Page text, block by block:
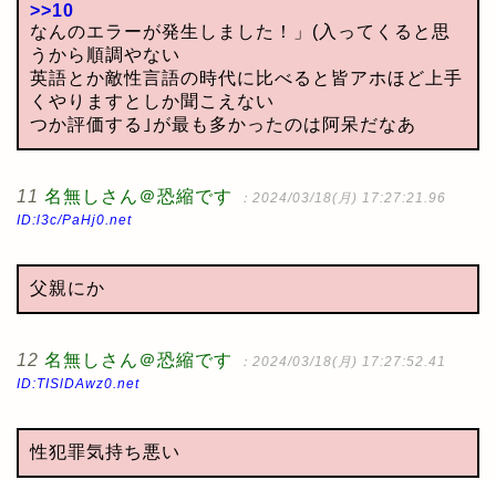
>>10
なんのエラーが発生しました！」(入ってくると思
うから順調やない
英語とか敵性言語の時代に比べると皆アホほど上手
くやりますとしか聞こえない
つか評価する｣が最も多かったのは阿呆だなあ
11 名無しさん＠恐縮です
：2024/03/18(月) 17:27:21.96
ID:l3c/PaHj0.net
父親にか
12 名無しさん＠恐縮です
：2024/03/18(月) 17:27:52.41
ID:TISlDAwz0.net
性犯罪気持ち悪い